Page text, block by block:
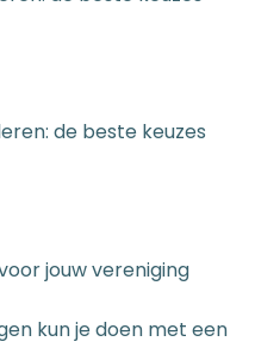
de beste keuzes
jouw vereniging
kun je doen met een